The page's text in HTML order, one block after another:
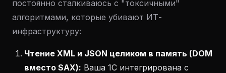
постоянно сталкиваюсь с "токсичными"
алгоритмами, которые убивают ИТ-
инфраструктуру:
Чтение XML и JSON целиком в память (DOM
вместо SAX): Ваша 1С интегрирована с